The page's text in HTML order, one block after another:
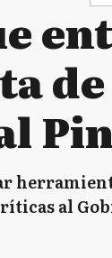
de
al